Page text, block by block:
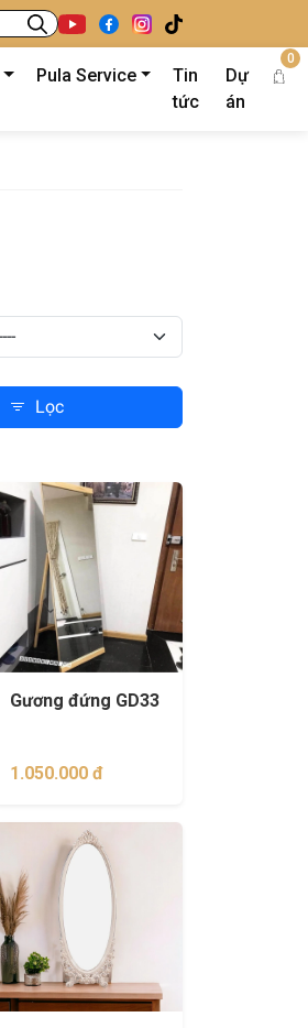
Pula Service
Tin
tức
Dự
án
0
Lọc
Gương đứng GD33
1.050.000 đ